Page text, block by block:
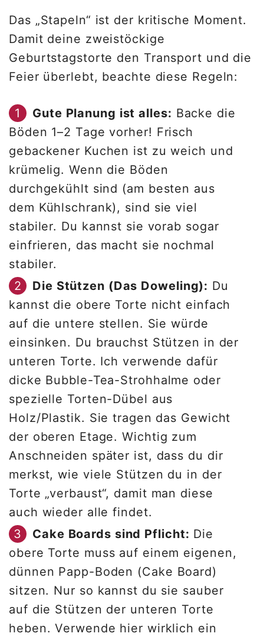
Das „Stapeln“ ist der kritische Moment.
Damit deine zweistöckige
Geburtstagstorte den Transport und die
Feier überlebt, beachte diese Regeln:
Gute Planung ist alles: Backe die
Böden 1–2 Tage vorher! Frisch
gebackener Kuchen ist zu weich und
krümelig. Wenn die Böden
durchgekühlt sind (am besten aus
dem Kühlschrank), sind sie viel
stabiler. Du kannst sie vorab sogar
einfrieren, das macht sie nochmal
stabiler.
Die Stützen (Das Doweling): Du
kannst die obere Torte nicht einfach
auf die untere stellen. Sie würde
einsinken. Du brauchst Stützen in der
unteren Torte. Ich verwende dafür
dicke Bubble-Tea-Strohhalme oder
spezielle Torten-Dübel aus
Holz/Plastik. Sie tragen das Gewicht
der oberen Etage. Wichtig zum
Anschneiden später ist, dass du dir
merkst, wie viele Stützen du in der
Torte „verbaust“, damit man diese
auch wieder alle findet.
Cake Boards sind Pflicht: Die
obere Torte muss auf einem eigenen,
dünnen Papp-Boden (Cake Board)
sitzen. Nur so kannst du sie sauber
auf die Stützen der unteren Torte
heben. Verwende hier wirklich ein